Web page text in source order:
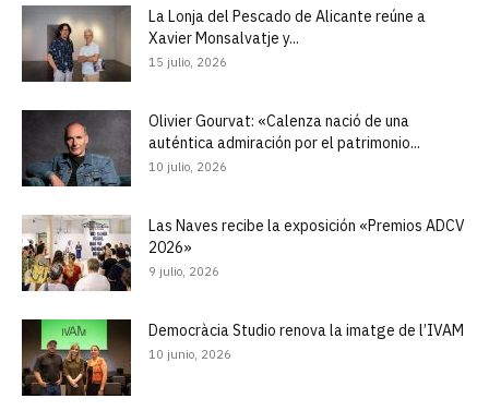
La Lonja del Pescado de Alicante reúne a
Xavier Monsalvatje y...
15 julio, 2026
Olivier Gourvat: «Calenza nació de una
auténtica admiración por el patrimonio...
10 julio, 2026
Las Naves recibe la exposición «Premios ADCV
2026»
9 julio, 2026
Democràcia Studio renova la imatge de l’IVAM
10 junio, 2026